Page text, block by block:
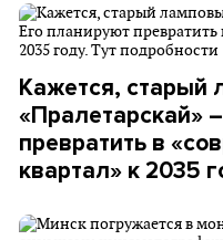
Кажется, старый
«Пралетарскай»
превратить в
квартал» к 2035